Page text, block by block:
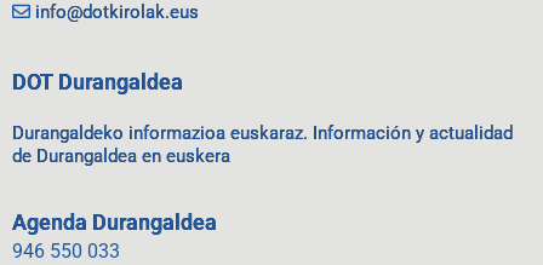
info@dotkirolak.eus
DOT Durangaldea
Durangaldeko informazioa euskaraz. Información y actualidad
de Durangaldea en euskera
Agenda Durangaldea
946 550 033